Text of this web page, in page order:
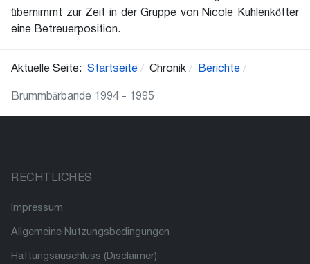
übernimmt zur Zeit in der Gruppe von Nicole Kuhlenkötter
eine Betreuerposition.
Aktuelle Seite: Startseite Chronik Berichte
Brummbärbande 1994 - 1995
RECHTLICHES
Impressum
Allgemeine Nutzungsbedingungen
Haftungsauschluss (Disclaimer)